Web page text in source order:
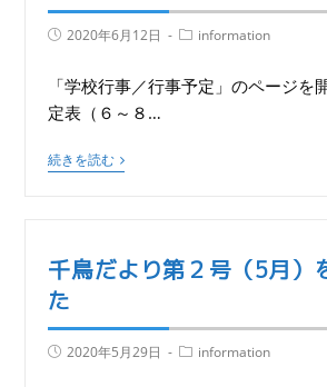
2020年6月12日 information
「学校行事／行事予定」のページを
定表（６～８…
続きを読む
千鳥だより第２号（5月）
た
2020年5月29日 information